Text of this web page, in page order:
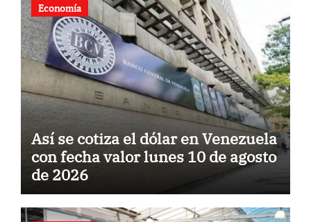
Economía
Así se cotiza el dólar en Venezuela
con fecha valor lunes 10 de agosto
de 2026